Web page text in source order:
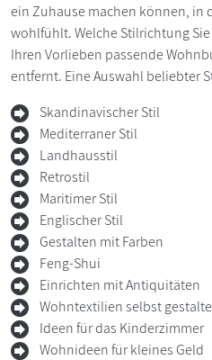
ein Zuhause machen können, in
wohlfühlt. Welche Stilrichtung
Ihren Vorlieben passende
entfernt. Eine Auswahl beliebter
Skandinavischer Stil
Mediterraner Stil
Landhausstil
Retrostil
Maritimer Stil
Englischer Stil
Gestalten mit Farben
Feng-Shui
Einrichten mit Antiquitäten
Wohntextilien selbst
Ideen für das Kinderzimmer
Wohnideen für kleines Geld